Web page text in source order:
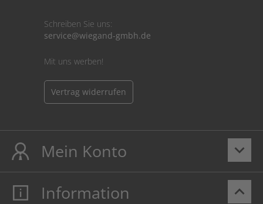
Schreiben Sie uns:
service@wiegand-gmbh.de
Mit uns werben!
Vertrag widerrufen
keyboard_arrow_down
Mein Konto
Mein Konto
keyboard_arrow_up
Information